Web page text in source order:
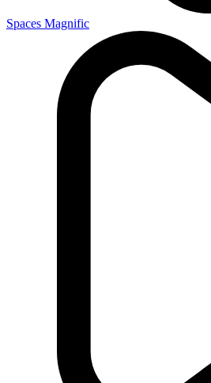
Spaces Magnific